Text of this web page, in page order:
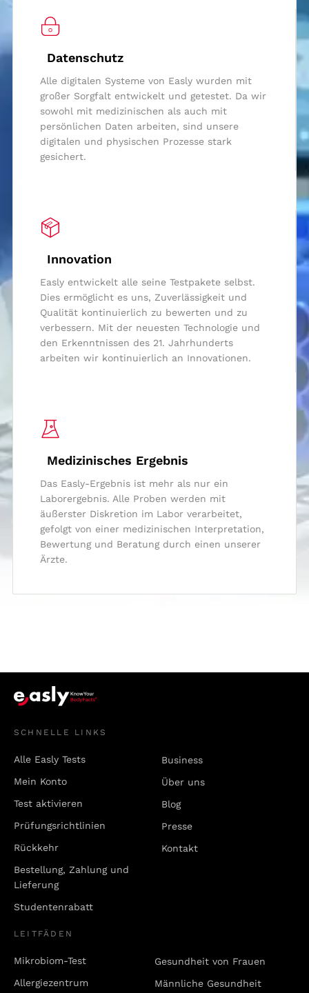
Datenschutz
Alle digitalen Systeme von Easly wurden mit
großer Sorgfalt entwickelt und getestet. Da wir
sowohl mit medizinischen als auch mit
persönlichen Daten arbeiten, sind unsere
digitalen und physischen Prozesse stark
gesichert.
Innovation
Easly entwickelt alle seine Testpakete selbst.
Dies ermöglicht es uns, Zuverlässigkeit und
Qualität kontinuierlich zu bewerten und zu
verbessern. Mit der neuesten Technologie und
den Erkenntnissen des 21. Jahrhunderts
arbeiten wir kontinuierlich an Innovationen.
Medizinisches Ergebnis
Das Easly-Ergebnis ist mehr als nur ein
Laborergebnis. Alle Proben werden mit
äußerster Diskretion im Labor verarbeitet,
gefolgt von einer medizinischen Interpretation,
Bewertung und Beratung durch einen unserer
Ärzte.
SCHNELLE LINKS
Alle Easly Tests
Mein Konto
Test aktivieren
Prüfungsrichtlinien
Rückkehr
Bestellung, Zahlung und
Lieferung
Studentenrabatt
Business
Über uns
Blog
Presse
Kontakt
LEITFÄDEN
Mikrobiom-Test
Allergiezentrum
Gesundheit von Frauen
Männliche Gesundheit